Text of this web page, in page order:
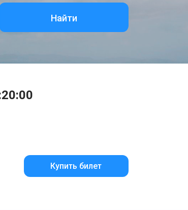
Найти
Купить билет